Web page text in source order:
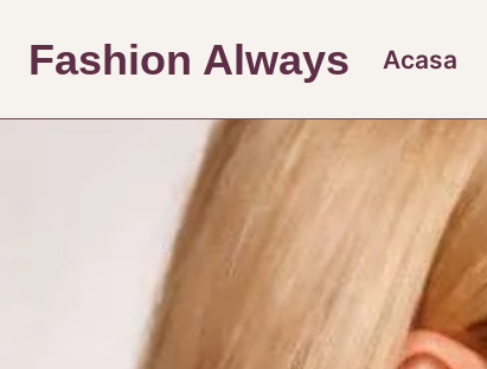
content
Fashion Always Acasa